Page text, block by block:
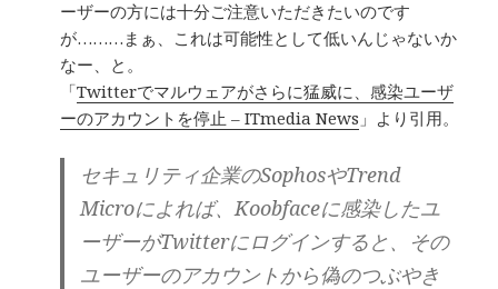
ーザーの方には十分ご注意いただきたいのです
が………まぁ、これは可能性として低いんじゃないか
なー、と。
「Twitterでマルウェアがさらに猛威に、感染ユーザ
ーのアカウントを停止 – ITmedia News 」より引用。
セキュリティ企業のSophosやTrend
Microによれば、Koobfaceに感染したユ
ーザーがTwitterにログインすると、その
ユーザーのアカウントから偽のつぶやき